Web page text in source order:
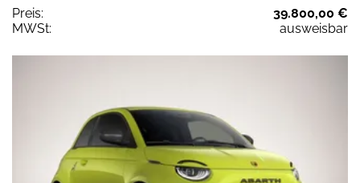
Preis:
39.800,00 €
MWSt:
ausweisbar